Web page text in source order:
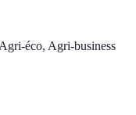
Agri-éco, Agri-business